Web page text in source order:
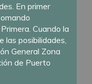
En primer
Cuando la
las posibilidades,
General Zona
de Puerto